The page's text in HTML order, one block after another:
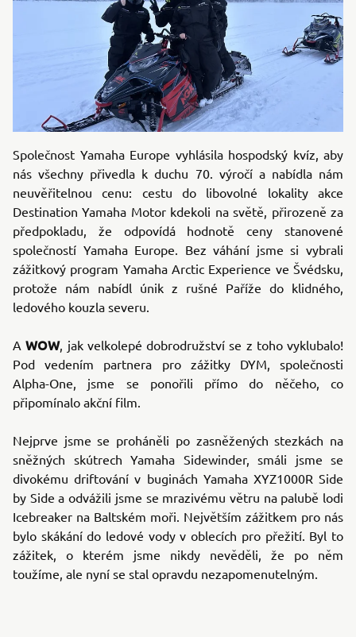
Společnost Yamaha Europe vyhlásila hospodský kvíz, aby
nás všechny přivedla k duchu 70. výročí a nabídla nám
neuvěřitelnou cenu: cestu do libovolné lokality akce
Destination Yamaha Motor kdekoli na světě, přirozeně za
předpokladu, že odpovídá hodnotě ceny stanovené
společností Yamaha Europe. Bez váhání jsme si vybrali
zážitkový program Yamaha Arctic Experience ve Švédsku,
protože nám nabídl únik z rušné Paříže do klidného,
ledového kouzla severu.
AWOW, jak velkolepé dobrodružství se z toho vyklubalo!
Pod vedením partnera pro zážitky DYM, společnosti
Alpha-One, jsme se ponořili přímo do něčeho, co
připomínalo akční film.
Nejprve jsme se proháněli po zasněžených stezkách na
sněžných skútrech Yamaha Sidewinder, smáli jsme se
divokému driftování v buginách Yamaha XYZ1000R Side
by Side a odvážili jsme se mrazivému větru na palubě lodi
Icebreaker na Baltském moři. Největším zážitkem pro nás
bylo skákání do ledové vody v oblecích pro přežití. Byl to
zážitek, o kterém jsme nikdy nevěděli, že po něm
toužíme, ale nyní se stal opravdu nezapomenutelným.